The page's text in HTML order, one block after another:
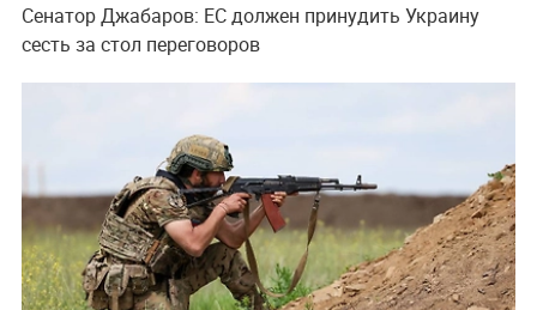
Сенатор Джабаров: ЕС должен принудить Украину
сесть за стол переговоров